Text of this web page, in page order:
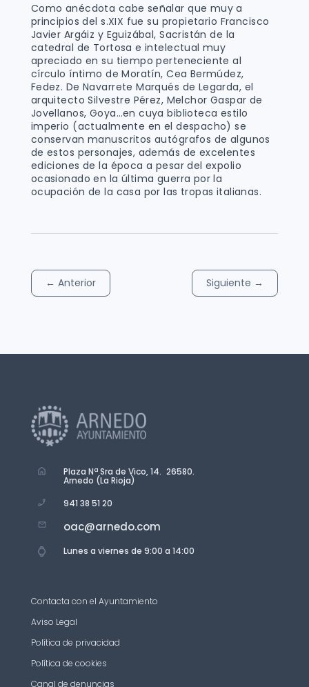
Como anécdota cabe señalar que muy a
principios del s.XIX fue su propietario Francisco
Javier Argáiz y Eguizábal, Sacristán de la
catedral de Tortosa e intelectual muy
apreciado en su tiempo perteneciente al
círculo íntimo de Moratín, Cea Bermúdez,
Fedez. De Navarrete Marqués de Legarda, el
arquitecto Silvestre Pérez, Melchor Gaspar de
Jovellanos, Goya…en cuya biblioteca estilo
imperio (actualmente en el despacho) se
conservan manuscritos autógrafos de algunos
de estos personajes, además de excelentes
ediciones de la época a pesar del expolio
ocasionado en la última guerra por la
ocupación de la casa por las tropas italianas.
← Anterior Siguiente →
Plaza Nª Sra de Vico, 14. 26580.
Arnedo (La Rioja)
941 38 51 20
oac@arnedo.com
Lunes a viernes de 9:00 a 14:00
Contacta con el Ayuntamiento
Aviso Legal
Política de privacidad
Política de cookies
Canal de denuncias